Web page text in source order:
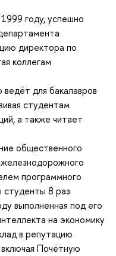
году, успешно
директора по
коллегам
для бакалавров
студентам
а также читает
общественного
программного
студенты 8 раз
выполненная под его
на экономику
в репутацию
Почётную